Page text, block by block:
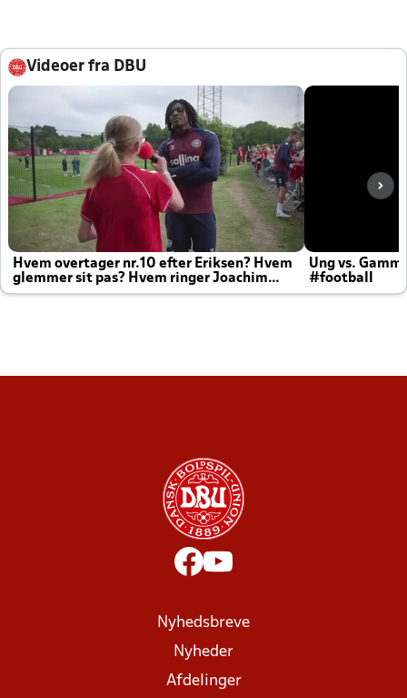
Videoer fra DBU
Hvem overtager nr.10 efter Eriksen? Hvem
glemmer sit pas? Hvem ringer Joachim
altid til efter kampe?
Ung vs.
#football
Nyhedsbreve
Nyheder
Afdelinger